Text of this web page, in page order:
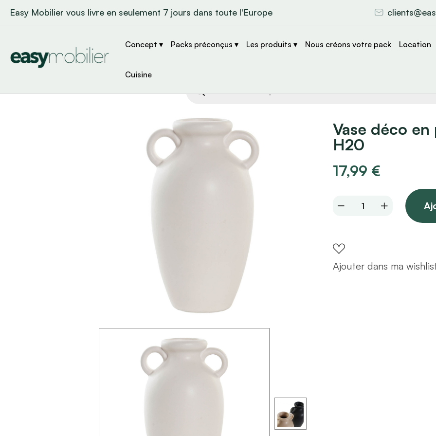
Easy Mobilier vous livre en seulement 7 jours dans toute l'Europe
Concept ▾ Packs préconçus ▾ Les produits ▾ Nous créons votre pack Location
Cuisine
de
Vase déco
H20
17,99 €
Vase
porcelaine
blanc
H20
Ajouter dans ma